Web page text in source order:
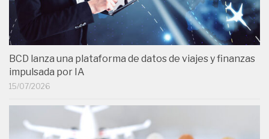
BCD lanza una plataforma de datos de viajes y finanzas
impulsada por IA
15/07/2026